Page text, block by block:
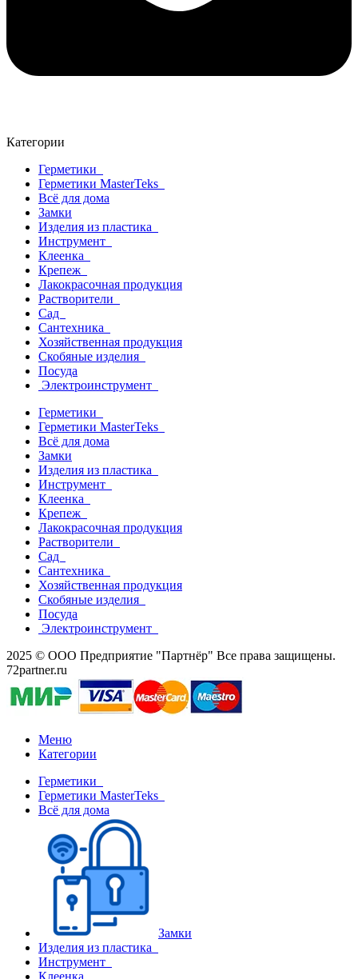
Категории
Герметики
Герметики MasterTeks
Всё для дома
Замки
Изделия из пластика
Инструмент
Клеенка
Крепеж
Лакокрасочная продукция
Растворители
Сад
Сантехника
Хозяйственная продукция
Скобяные изделия
Посуда
Электроинструмент
Герметики
Герметики MasterTeks
Всё для дома
Замки
Изделия из пластика
Инструмент
Клеенка
Крепеж
Лакокрасочная продукция
Растворители
Сад
Сантехника
Хозяйственная продукция
Скобяные изделия
Посуда
Электроинструмент
2025 © ООО Предприятие "Партнёр" Все права защищены.
72partner.ru
Меню
Категории
Герметики
Герметики MasterTeks
Всё для дома
Замки
Изделия из пластика
Инструмент